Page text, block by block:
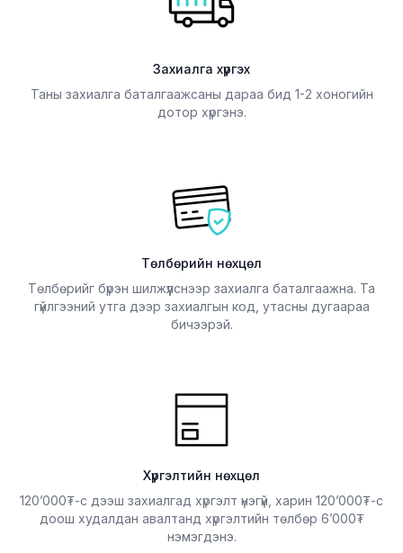
Захиалга хүргэх
Таны захиалга баталгаажсаны дараа бид 1-2 хоногийн
дотор хүргэнэ.
Төлбөрийн нөхцөл
Төлбөрийг бүрэн шилжүүлснээр захиалга баталгаажна. Та
гүйлгээний утга дээр захиалгын код, утасны дугаараа
бичээрэй.
Хүргэлтийн нөхцөл
120’000₮-с дээш захиалгад хүргэлт үнэгүй, харин 120’000₮-с
доош худалдан авалтанд хүргэлтийн төлбөр 6’000₮
нэмэгдэнэ.